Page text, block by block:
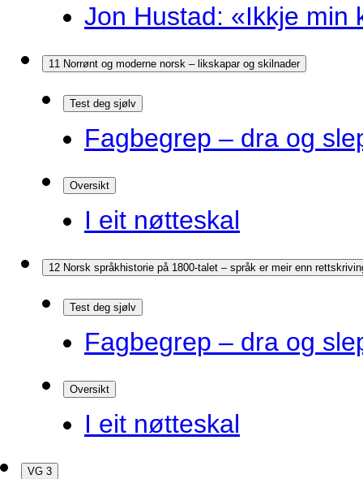
Jon Hustad: «Ikkje min
11 Norrønt og moderne norsk – likskapar og skilnader
Test deg sjølv
Fagbegrep – dra og
Oversikt
I eit nøtteskal
12 Norsk språkhistorie på 1800-talet – språk er meir enn
Test deg sjølv
Fagbegrep – dra og
Oversikt
I eit nøtteskal
VG 3